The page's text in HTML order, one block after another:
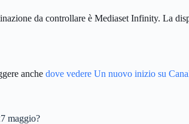
da controllare è Mediaset Infinity. La
anche dove vedere Un nuovo inizio su
maggio?